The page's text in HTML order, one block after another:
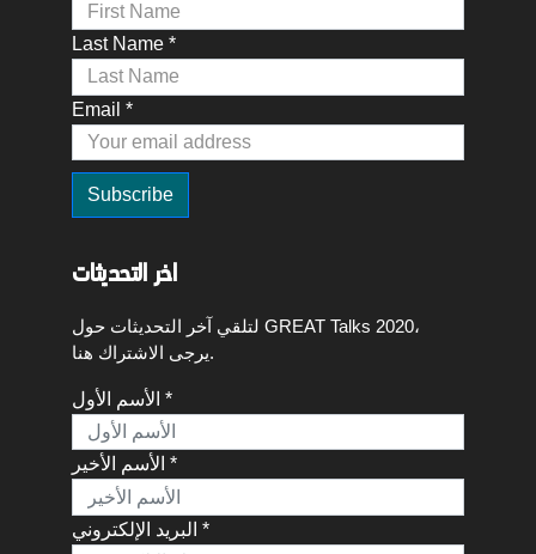
Last Name *
Email *
اخر التحديثات
لتلقي آخر التحديثات حول GREAT Talks 2020،
يرجى الاشتراك هنا.
الأسم الأول *
الأسم الأخير *
البريد الإلكتروني *